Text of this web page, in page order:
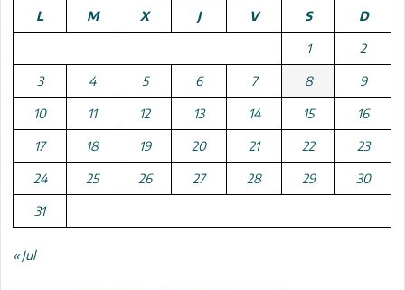
L
M X J V S D
1 2
3 4 5 6 7 8 9
10 11 12 13 14 15 16
17 18 19 20 21 22 23
24 25 26 27 28 29 30
31
« Jul